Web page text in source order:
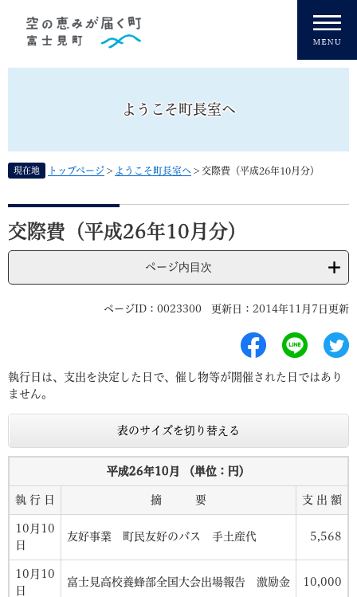
ようこそ町長室へ
現在地 トップページ > ようこそ町長室へ > 交際費（平成26年10月分）
本
文
交際費（平成26年10月分）
ページ内目次
ページID：0023300 更新日：2014年11月7日更新
執行日は、支出を決定した日で、催し物等が開催された日ではあり
ません。
表のサイズを切り替える
平成26年10月 （単位：円）
執 行 日 摘 要 支 出 額
10月10
日
友好事業 町民友好のバス 手土産代 5,568
10月10
日
富士見高校養蜂部全国大会出場報告 激励金 10,000